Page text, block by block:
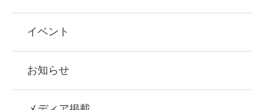
イベント
お知らせ